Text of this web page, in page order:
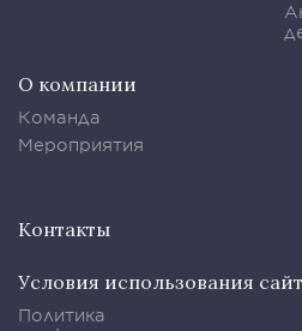
О компании
Команда
Мероприятия
Контакты
Условия использования
Политика